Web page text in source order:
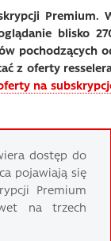
Premium.
blisko
pochodzących
z oferty
na
dostęp do
pojawiają się
Premium
na trzech